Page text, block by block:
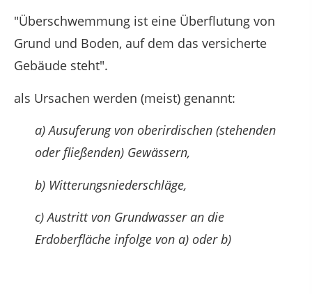
"Überschwemmung ist eine Überflutung von
Grund und Boden, auf dem das versicherte
Gebäude steht".
als Ursachen werden (meist) genannt:
a) Ausuferung von oberirdischen (stehenden
oder fließenden) Gewässern,
b) Witterungsniederschläge,
c) Austritt von Grundwasser an die
Erdoberfläche infolge von a) oder b)